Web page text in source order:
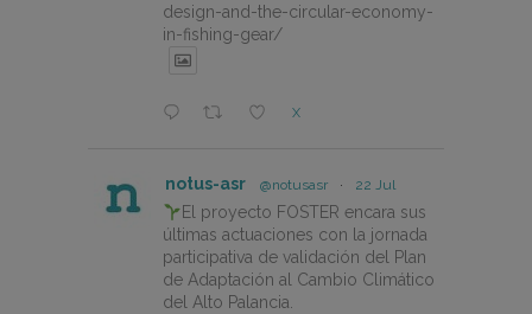
design-and-the-circular-economy-
in-fishing-gear/
X
notus-asr @notusasr · 22 Jul
El proyecto FOSTER encara sus
últimas actuaciones con la jornada
participativa de validación del Plan
de Adaptación al Cambio Climático
del Alto Palancia.